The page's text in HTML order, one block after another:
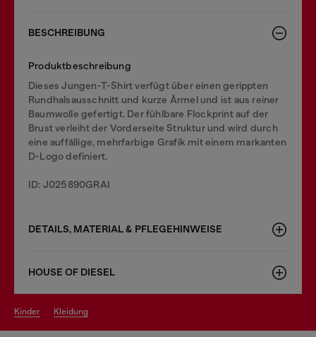
BESCHREIBUNG
Produktbeschreibung
Dieses Jungen-T-Shirt verfügt über einen gerippten
Rundhalsausschnitt und kurze Ärmel und ist aus reiner
Baumwolle gefertigt. Der fühlbare Flockprint auf der
Brust verleiht der Vorderseite Struktur und wird durch
eine auffällige, mehrfarbige Grafik mit einem markanten
D-Logo definiert.
ID: J025890GRAI
DETAILS, MATERIAL & PFLEGEHINWEISE
HOUSE OF DIESEL
kinder kleidung